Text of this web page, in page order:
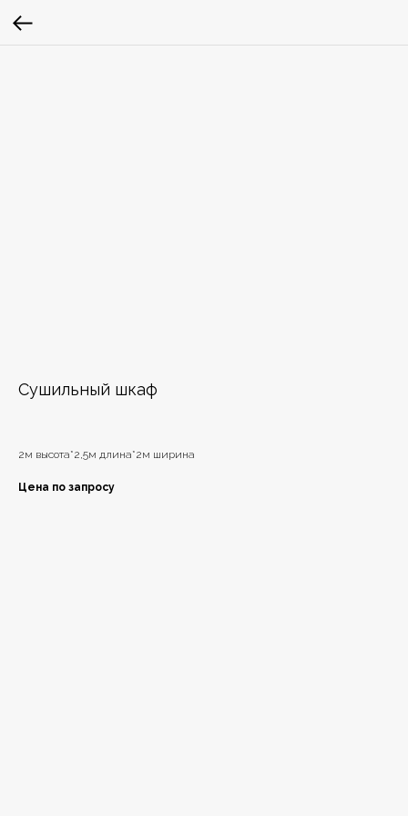
Cушильный шкаф
2м высота*2,5м длина*2м ширина
Цена по запросу